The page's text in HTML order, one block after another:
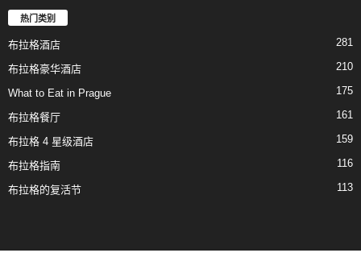
热门类别
布拉格酒店 281
布拉格豪华酒店 210
What to Eat in Prague 175
布拉格餐厅 161
布拉格 4 星级酒店 159
布拉格指南 116
布拉格的复活节 113